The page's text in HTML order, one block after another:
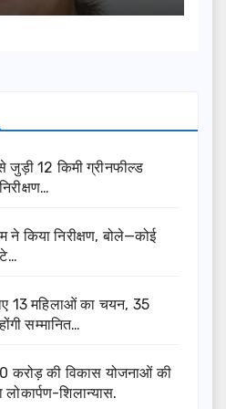
जुड़ी 12 किमी ग्रीनफील्ड
ने किया निरीक्षण, बोले—कोई
13 महिलाओं का चयन, 35
सम्मानित…
करोड़ की विकास योजनाओं की
लोकार्पण-शिलान्यास.